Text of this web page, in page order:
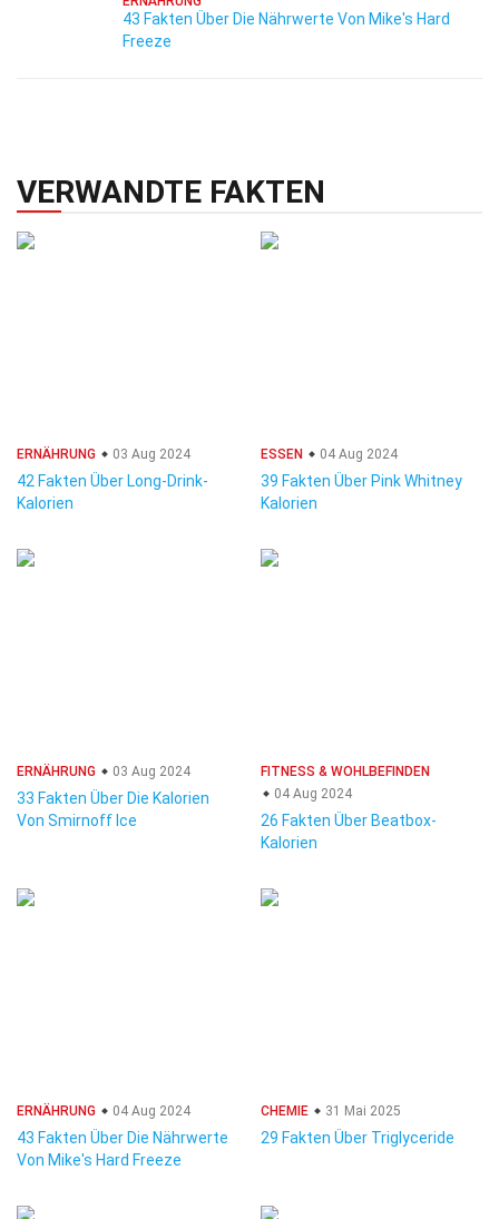
43 Fakten Über Die Nährwerte Von Mike's Hard
Freeze
VERWANDTE FAKTEN
ERNÄHRUNG 03 Aug 2024
42 Fakten Über Long-Drink-
Kalorien
ESSEN 04 Aug 2024
39 Fakten Über Pink Whitney
Kalorien
ERNÄHRUNG 03 Aug 2024
33 Fakten Über Die Kalorien
Von Smirnoff Ice
FITNESS & WOHLBEFINDEN
04 Aug 2024
26 Fakten Über Beatbox-
Kalorien
ERNÄHRUNG 04 Aug 2024
43 Fakten Über Die Nährwerte
Von Mike's Hard Freeze
CHEMIE 31 Mai 2025
29 Fakten Über Triglyceride